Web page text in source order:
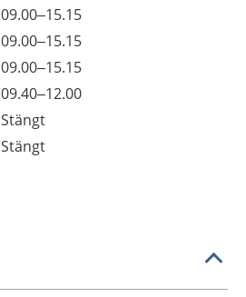
09.00–15.15
09.00–15.15
09.00–15.15
09.40–12.00
Stängt
Stängt